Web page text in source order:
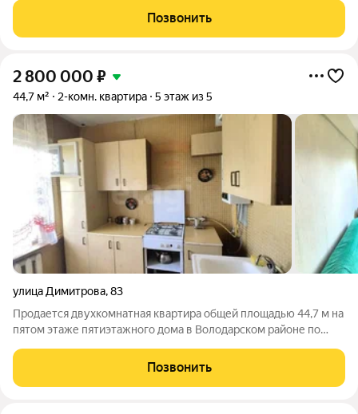
зелёный массив возле ручья, так что жители смогут
наслаждаться живописными пейзажами и
Позвонить
2 800 000 ₽
44,7 м² 2-комн. квартира 5 этаж из 5
улица Димитрова,83
Продается двухкомнатная квартира общей площадью 44,7 м на
пятом этаже пятиэтажного дома в Володарском районе по
расположением: в шаговой доступности находятся остановка
общественного транспорта с
Позвонить